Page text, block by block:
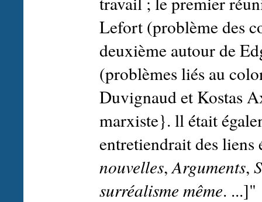
Lefort (problème des
deuxième autour de
(problèmes liés au
Duvignaud et Kostas
marxiste}. ll était
entretiendrait des liens
nouvelles,Arguments,
surréalisme même. ...]"